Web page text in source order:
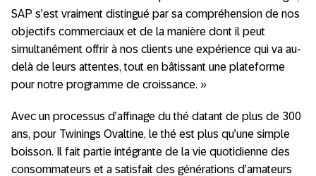
SAP s’est vraiment distingué par sa compréhension de nos
objectifs commerciaux et de la manière dont il peut
simultanément offrir à nos clients une expérience qui va au-
delà de leurs attentes, tout en bâtissant une plateforme
pour notre programme de croissance. »
Avec un processus d’affinage du thé datant de plus de 300
ans, pour Twinings Ovaltine, le thé est plus qu’une simple
boisson. Il fait partie intégrante de la vie quotidienne des
consommateurs et a satisfait des générations d’amateurs